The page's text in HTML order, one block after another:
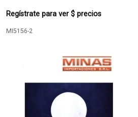
Regístrate para ver $ precios
MI5156-2